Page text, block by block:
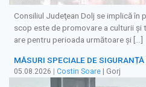
Consiliul Judeţean Dolj se implică în
scop este de promovare a culturii şi
are pentru perioada următoare şi […]
MĂSURI SPECIALE DE
05.08.2026 Costin Soare | Gorj